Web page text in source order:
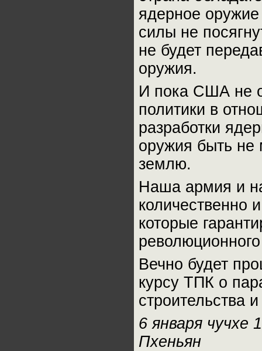
ядерное
силы не
не будет
оружия.
И пока США не
политики в
разработки
оружия быть не
землю.
Наша армия и
количественно
которые
Вечно будет
курсу ТПК о
строительства
6 января чучхе
Пхеньян